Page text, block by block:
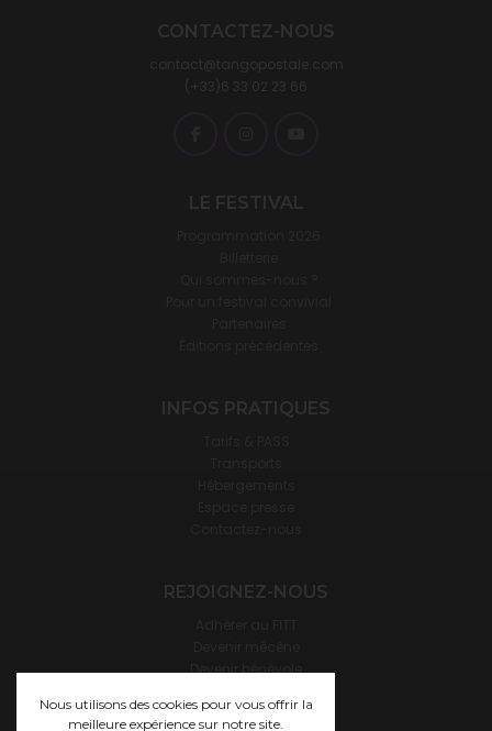
REJOIGNEZ-NOUS
Devenir bénévole
Nous utilisons des cookies pour vous offrir la
meilleure expérience sur notre site.